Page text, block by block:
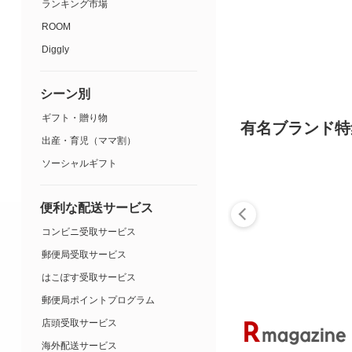
有名ブランド
ランキング市場
ROOM
Diggly
シーン別
ギフト・贈り物
出産・育児（ママ割）
ソーシャルギフト
便利な配送サービス
コンビニ受取サービス
郵便局受取サービス
はこぽす受取サービス
郵便局ポイントプログラム
店頭受取サービス
海外配送サービス